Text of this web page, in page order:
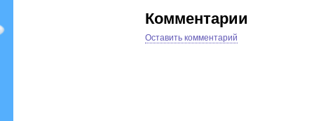
Комментарии
Оставить комментарий